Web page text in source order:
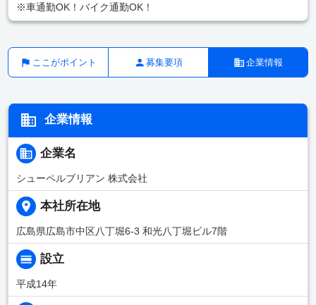
※車通勤OK！バイク通勤OK！
ここがポイント 募集要項 企業情報
企業情報
企業名
シューペルブリアン 株式会社
本社所在地
広島県広島市中区八丁堀6-3 和光八丁堀ビル7階
設立
平成14年